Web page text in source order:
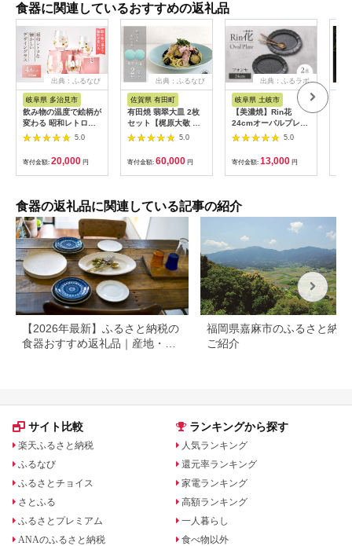
食器に関連しているおすすめの返礼品
出典：ふるなび
岐阜県 多治見市
飲み物の温度で絵柄が
変わる 昭和レトロな
懐かしいデザイン グ
ラス 4点 セット【昭
和転写】[TCF001]
5.0
寄付金額: 20,000 円
出典：ふるなび
佐賀県 有田町
有田焼 翡翠大皿 2枚
セット【梶原大敬 茂
正工房】 器 うつわ 食
器 皿 大皿 パスタ皿
カレー皿 ワンプレー
ト 2枚 セット ペア 青
磁 翡翠 青 ブルー グ
くろ シンプル 電子レ
ンジ対応 60000円 6
万円 ak044
5.0
寄付金額: 60,000 円
出典：ふるラボ
岐阜県 土岐市
【美濃焼】Rin花
24cmオーバルプレー
ト2点セット（ﾌｫﾝｾ）
【Felice-フェリーチ
ェ-藤田陶器】
[MBX067]
5.0
寄付金額: 13,000 円
食器の返礼品に関連している記事の紹介
【2026年最新】ふるさと納税の
食器おすすめ返礼品｜産地・寄
福岡県嘉麻市のふるさと納税
ご紹介
サイト比較
楽天ふるさと納税
ふるなび
ふるさとチョイス
さとふる
ふるさとプレミアム
ANAのふるさと納税
ランキングから探す
人気ランキング
還元率ランキング
家電ランキング
高額ランキング
一人暮らし
食べ物以外